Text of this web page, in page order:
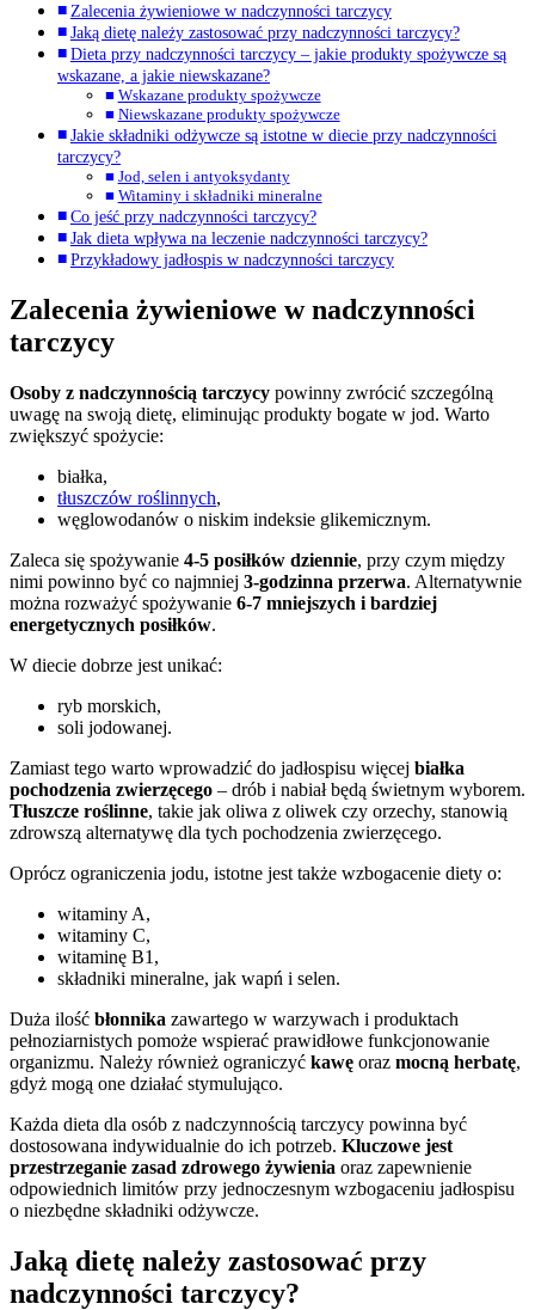
Zalecenia żywieniowe w nadczynności tarczycy
Jaką dietę należy zastosować przy nadczynności tarczycy?
Dieta przy nadczynności tarczycy – jakie produkty spożywcze są
wskazane, a jakie niewskazane?
Wskazane produkty spożywcze
Niewskazane produkty spożywcze
Jakie składniki odżywcze są istotne w diecie przy nadczynności
tarczycy?
Jod, selen i antyoksydanty
Witaminy i składniki mineralne
Co jeść przy nadczynności tarczycy?
Jak dieta wpływa na leczenie nadczynności tarczycy?
Przykładowy jadłospis w nadczynności tarczycy
Zalecenia żywieniowe w nadczynności
tarczycy
Osoby z nadczynnością tarczycy powinny zwrócić szczególną
uwagę na swoją dietę, eliminując produkty bogate w jod. Warto
zwiększyć spożycie:
białka,
tłuszczów roślinnych,
węglowodanów o niskim indeksie glikemicznym.
Zaleca się spożywanie 4-5 posiłków dziennie, przy czym między
nimi powinno być co najmniej 3-godzinna przerwa. Alternatywnie
można rozważyć spożywanie 6-7 mniejszych i bardziej
energetycznych posiłków.
W diecie dobrze jest unikać:
ryb morskich,
soli jodowanej.
Zamiast tego warto wprowadzić do jadłospisu więcej białka
pochodzenia zwierzęcego – drób i nabiał będą świetnym wyborem.
Tłuszcze roślinne, takie jak oliwa z oliwek czy orzechy, stanowią
zdrowszą alternatywę dla tych pochodzenia zwierzęcego.
Oprócz ograniczenia jodu, istotne jest także wzbogacenie diety o:
witaminy A,
witaminy C,
witaminę B1,
składniki mineralne, jak wapń i selen.
Duża ilość błonnika zawartego w warzywach i produktach
pełnoziarnistych pomoże wspierać prawidłowe funkcjonowanie
organizmu. Należy również ograniczyć kawę oraz mocną herbatę,
gdyż mogą one działać stymulująco.
Każda dieta dla osób z nadczynnością tarczycy powinna być
dostosowana indywidualnie do ich potrzeb. Kluczowe jest
przestrzeganie zasad zdrowego żywienia oraz zapewnienie
odpowiednich limitów przy jednoczesnym wzbogaceniu jadłospisu
o niezbędne składniki odżywcze.
Jaką dietę należy zastosować przy
nadczynności tarczycy?